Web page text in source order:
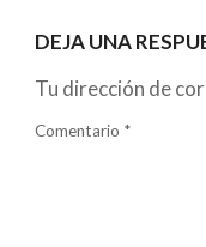
DEJA UNA
Tu dirección de
Comentario *